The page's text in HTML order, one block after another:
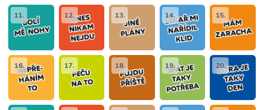
11. 12. 13. 14. 15.
16. 17. 18. 19. 20.